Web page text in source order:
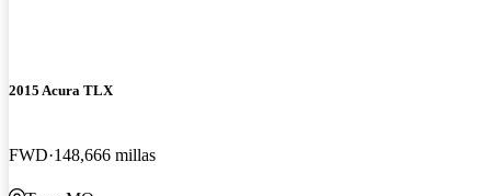
2015 Acura TLX
FWD 148,666 millas